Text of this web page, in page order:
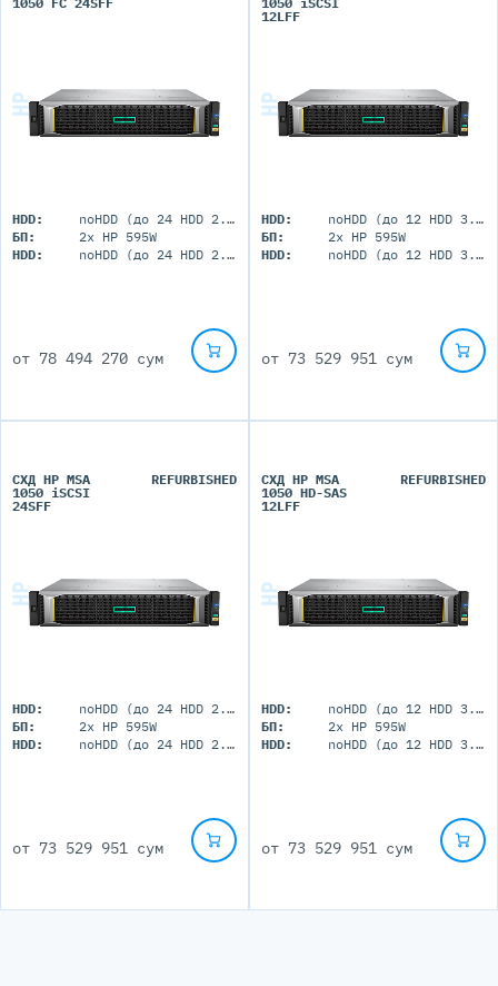
HDD:
noHDD (до 24 HDD 2.5")
БП:
2x HP 595W
HDD:
noHDD (до 24 HDD 2.5")
от 78 494 270 сум
12LFF
HDD:
noHDD (до 12 HDD 3.5")
БП:
2x HP 595W
HDD:
noHDD (до 12 HDD 3.5")
от 73 529 951 сум
СХД HP MSA
1050 iSCSI
24SFF
REFURBISHED
HDD:
noHDD (до 24 HDD 2.5")
БП:
2x HP 595W
HDD:
noHDD (до 24 HDD 2.5")
от 73 529 951 сум
СХД HP MSA
1050 HD-SAS
12LFF
REFURBISHED
HDD:
noHDD (до 12 HDD 3.5")
БП:
2x HP 595W
HDD:
noHDD (до 12 HDD 3.5")
от 73 529 951 сум